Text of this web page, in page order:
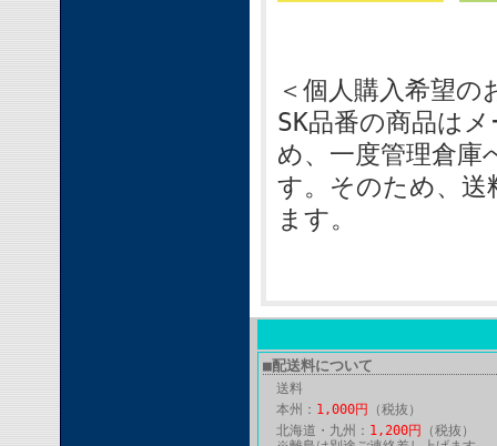
＜個人購入希望の
SK品番の商品は
め、一度管理倉庫
す。そのため、
ます。
■配送料について
送料
本州： 1,000円
（税抜）
北海道・九州： 1,200円
（税抜）